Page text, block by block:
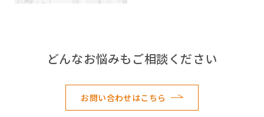
どんなお悩みもご相談ください
お問い合わせはこちら